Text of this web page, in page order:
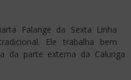
Falange da Sexta Linha
Ele trabalha bem
da parte externa da Calunga